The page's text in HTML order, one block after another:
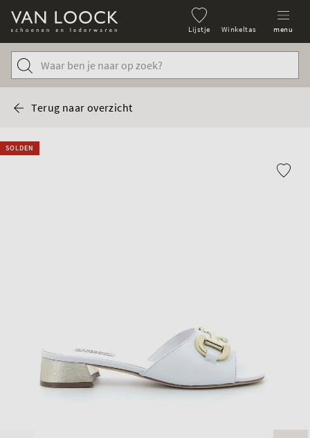
Lijstje Winkeltas menu
Terug naar overzicht
SOLDEN